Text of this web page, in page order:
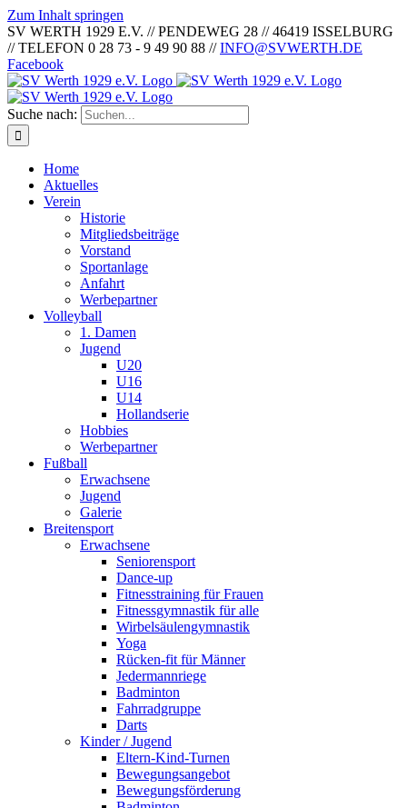
Zum Inhalt springen
SV WERTH 1929 E.V. // PENDEWEG 28 // 46419 ISSELBURG
// TELEFON 0 28 73 - 9 49 90 88 //INFO@SVWERTH.DE
Facebook
Suche nach:
Home
Aktuelles
Verein
Historie
Mitgliedsbeiträge
Vorstand
Sportanlage
Anfahrt
Werbepartner
Volleyball
1. Damen
Jugend
U20
U16
U14
Hollandserie
Hobbies
Werbepartner
Fußball
Erwachsene
Jugend
Galerie
Breitensport
Erwachsene
Seniorensport
Dance-up
Fitnesstraining für Frauen
Fitnessgymnastik für alle
Wirbelsäulengymnastik
Yoga
Rücken-fit für Männer
Jedermannriege
Badminton
Fahrradgruppe
Darts
Kinder / Jugend
Eltern-Kind-Turnen
Bewegungsangebot
Bewegungsförderung